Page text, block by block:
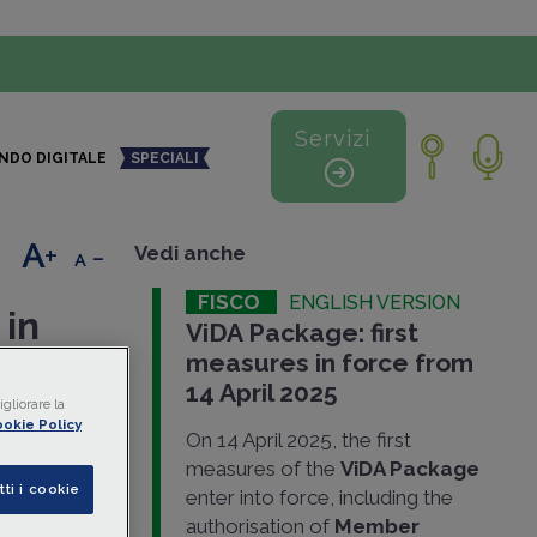
DIGITALE SPECIALI
Servizi
+ - Vedi anche
FISCO ENGLISH VERSION
ViDA Package: first
measures in force from
14 April 2025
On 14 April 2025, the first
measures of the ViDA Package
enter into force, including the
authorisation of Member
la
Policy
i cookie